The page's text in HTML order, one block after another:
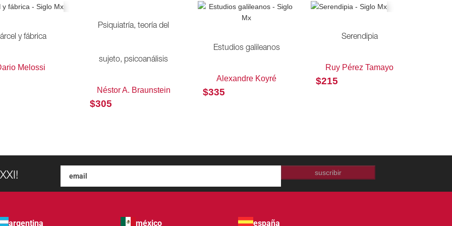
y fábrica
Melossi
Psiquiatría, teoría del
sujeto, psicoanálisis
Néstor A. Braunstein
$305
Estudios galileanos
Alexandre Koyré
$335
Serendipia
Ruy Pérez Tamayo
$215
suscribir
argentina méxico españa